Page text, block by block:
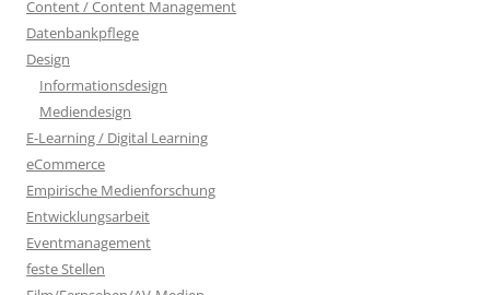
Content / Content Management
Datenbankpflege
Design
Informationsdesign
Mediendesign
E-Learning / Digital Learning
eCommerce
Empirische Medienforschung
Entwicklungsarbeit
Eventmanagement
feste Stellen